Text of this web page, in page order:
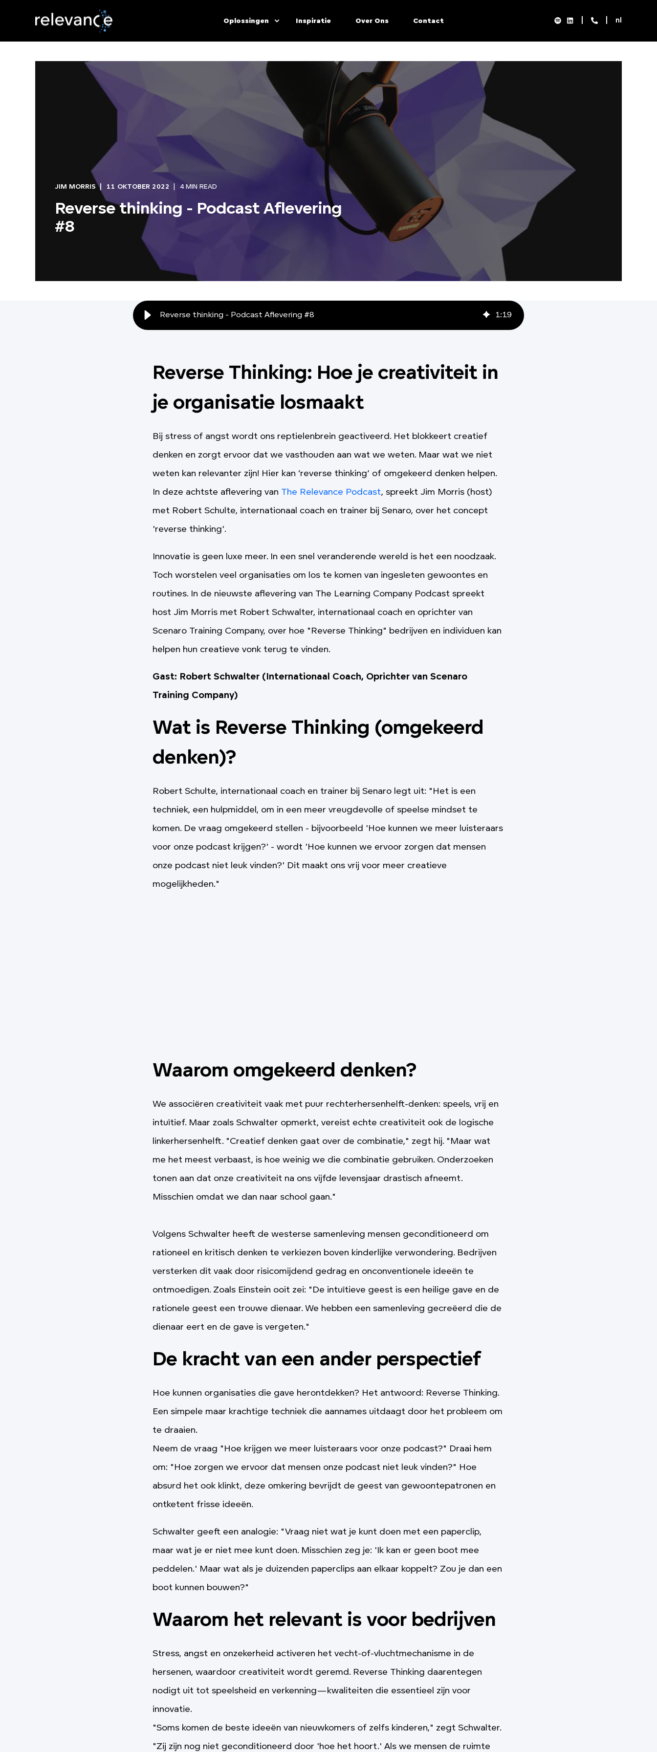
Oplossingen Inspiratie Over Ons Contact nl
JIM MORRIS 11 OKTOBER 2022 4 MIN READ
Reverse thinking - Podcast Aflevering
#8
Reverse thinking - Podcast Aflevering #8 1:19
Reverse Thinking: Hoe je creativiteit in
je organisatie losmaakt
Bij stress of angst wordt ons reptielenbrein geactiveerd. Het blokkeert creatief
denken en zorgt ervoor dat we vasthouden aan wat we weten. Maar wat we niet
weten kan relevanter zijn! Hier kan ‘reverse thinking’ of omgekeerd denken helpen.
In deze achtste aflevering van The Relevance Podcast, spreekt Jim Morris (host)
met Robert Schulte, internationaal coach en trainer bij Senaro, over het concept
'reverse thinking'.
Innovatie is geen luxe meer. In een snel veranderende wereld is het een noodzaak.
Toch worstelen veel organisaties om los te komen van ingesleten gewoontes en
routines. In de nieuwste aflevering van The Learning Company Podcast spreekt
host Jim Morris met Robert Schwalter, internationaal coach en oprichter van
Scenaro Training Company, over hoe "Reverse Thinking" bedrijven en individuen kan
helpen hun creatieve vonk terug te vinden.
Gast: Robert Schwalter (Internationaal Coach, Oprichter van Scenaro
Training Company)
Wat is Reverse Thinking (omgekeerd
denken)?
Robert Schulte, internationaal coach en trainer bij Senaro legt uit: "Het is een
techniek, een hulpmiddel, om in een meer vreugdevolle of speelse mindset te
komen. De vraag omgekeerd stellen - bijvoorbeeld 'Hoe kunnen we meer luisteraars
voor onze podcast krijgen?' - wordt 'Hoe kunnen we ervoor zorgen dat mensen
onze podcast niet leuk vinden?' Dit maakt ons vrij voor meer creatieve
mogelijkheden."
Waarom omgekeerd denken?
We associëren creativiteit vaak met puur rechterhersenhelft-denken: speels, vrij en
intuïtief. Maar zoals Schwalter opmerkt, vereist echte creativiteit ook de logische
linkerhersenhelft. "Creatief denken gaat over de combinatie," zegt hij. "Maar wat
me het meest verbaast, is hoe weinig we die combinatie gebruiken. Onderzoeken
tonen aan dat onze creativiteit na ons vijfde levensjaar drastisch afneemt.
Misschien omdat we dan naar school gaan."
Volgens Schwalter heeft de westerse samenleving mensen geconditioneerd om
rationeel en kritisch denken te verkiezen boven kinderlijke verwondering. Bedrijven
versterken dit vaak door risicomijdend gedrag en onconventionele ideeën te
ontmoedigen. Zoals Einstein ooit zei: "De intuïtieve geest is een heilige gave en de
rationele geest een trouwe dienaar. We hebben een samenleving gecreëerd die de
dienaar eert en de gave is vergeten."
De kracht van een ander perspectief
Hoe kunnen organisaties die gave herontdekken? Het antwoord: Reverse Thinking.
Een simpele maar krachtige techniek die aannames uitdaagt door het probleem om
te draaien.
Neem de vraag "Hoe krijgen we meer luisteraars voor onze podcast?" Draai hem
om: "Hoe zorgen we ervoor dat mensen onze podcast niet leuk vinden?" Hoe
absurd het ook klinkt, deze omkering bevrijdt de geest van gewoontepatronen en
ontketent frisse ideeën.
Schwalter geeft een analogie: "Vraag niet wat je kunt doen met een paperclip,
maar wat je er niet mee kunt doen. Misschien zeg je: 'Ik kan er geen boot mee
peddelen.' Maar wat als je duizenden paperclips aan elkaar koppelt? Zou je dan een
boot kunnen bouwen?"
Waarom het relevant is voor bedrijven
Stress, angst en onzekerheid activeren het vecht-of-vluchtmechanisme in de
hersenen, waardoor creativiteit wordt geremd. Reverse Thinking daarentegen
nodigt uit tot speelsheid en verkenning—kwaliteiten die essentieel zijn voor
innovatie.
"Soms komen de beste ideeën van nieuwkomers of zelfs kinderen," zegt Schwalter.
"Zij zijn nog niet geconditioneerd door 'hoe het hoort.' Als we mensen de ruimte